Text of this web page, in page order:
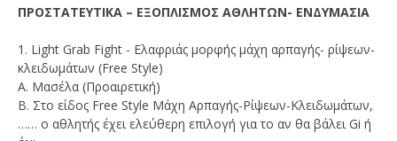
ΠΡΟΣΤΑΤΕΥΤΙΚΑ – ΕΞΟΠΛΙΣΜΟΣ ΑΘΛΗΤΩΝ- ΕΝΔΥΜΑΣΙΑ
1. Light Grab Fight - Ελαφριάς μορφής μάχη αρπαγής- ρίψεων-
κλειδωμάτων (Free Style)
Α. Μασέλα (Προαιρετική)
B. Στο είδος Free Style Μάχη Αρπαγής-Ρίψεων-Κλειδωμάτων,
…… ο αθλητής έχει ελεύθερη επιλογή για το αν θα βάλει Gi ή